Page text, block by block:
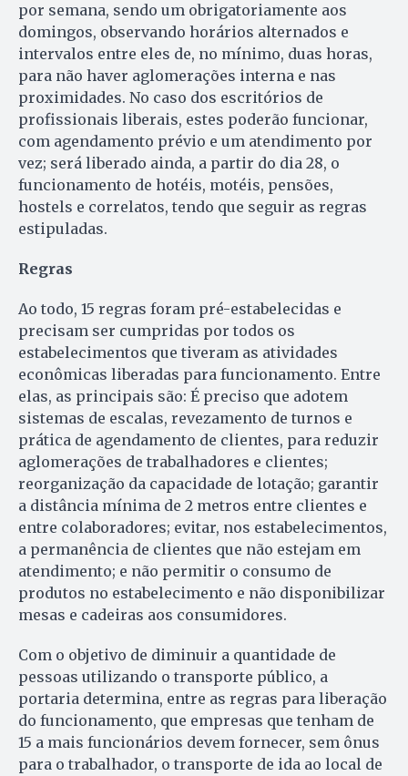
por semana, sendo um obrigatoriamente aos
domingos, observando horários alternados e
intervalos entre eles de, no mínimo, duas horas,
para não haver aglomerações interna e nas
proximidades. No caso dos escritórios de
profissionais liberais, estes poderão funcionar,
com agendamento prévio e um atendimento por
vez; será liberado ainda, a partir do dia 28, o
funcionamento de hotéis, motéis, pensões,
hostels e correlatos, tendo que seguir as regras
estipuladas.
Regras
Ao todo, 15 regras foram pré-estabelecidas e
precisam ser cumpridas por todos os
estabelecimentos que tiveram as atividades
econômicas liberadas para funcionamento. Entre
elas, as principais são: É preciso que adotem
sistemas de escalas, revezamento de turnos e
prática de agendamento de clientes, para reduzir
aglomerações de trabalhadores e clientes;
reorganização da capacidade de lotação; garantir
a distância mínima de 2 metros entre clientes e
entre colaboradores; evitar, nos estabelecimentos,
a permanência de clientes que não estejam em
atendimento; e não permitir o consumo de
produtos no estabelecimento e não disponibilizar
mesas e cadeiras aos consumidores.
Com o objetivo de diminuir a quantidade de
pessoas utilizando o transporte público, a
portaria determina, entre as regras para liberação
do funcionamento, que empresas que tenham de
15 a mais funcionários devem fornecer, sem ônus
para o trabalhador, o transporte de ida ao local de